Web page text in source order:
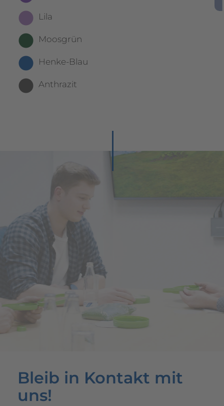
Lila
Moosgrün
Henke-Blau
Anthrazit
Bleib in Kontakt mit
uns!